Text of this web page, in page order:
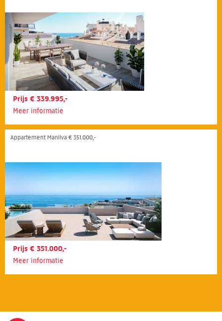
Prijs € 339.995,-
Meer informatie
Appartement Manilva € 351.000,-
Prijs € 351.000,-
Meer informatie